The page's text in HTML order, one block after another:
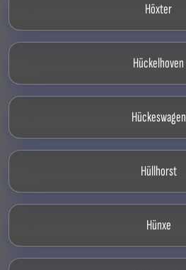
Höxter
Hückelhoven
Hückeswagen
Hüllhorst
Hünxe